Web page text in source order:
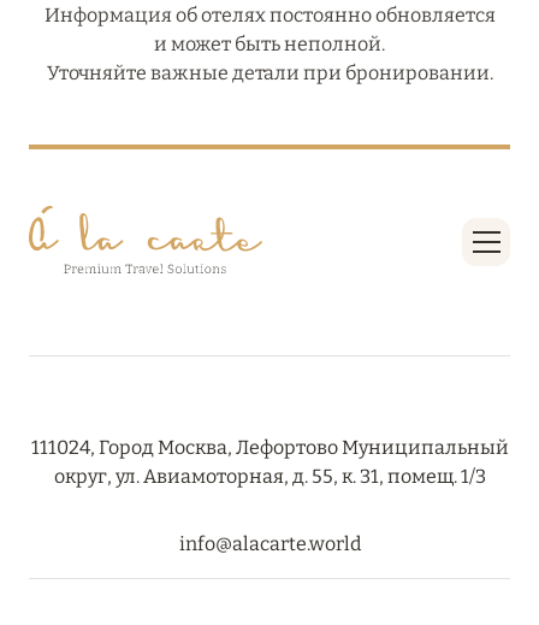
Информация об отелях постоянно обновляется
и может быть неполной.
Уточняйте важные детали при бронировании.
111024, Город Москва, Лефортово Муниципальный
округ, ул. Авиамоторная, д. 55, к. 31, помещ. 1/3
info@alacarte.world